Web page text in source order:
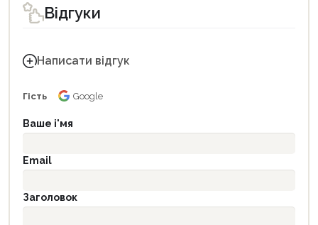
Відгуки
Написати відгук
Гість Google
Ваше і'мя
Email
Заголовок